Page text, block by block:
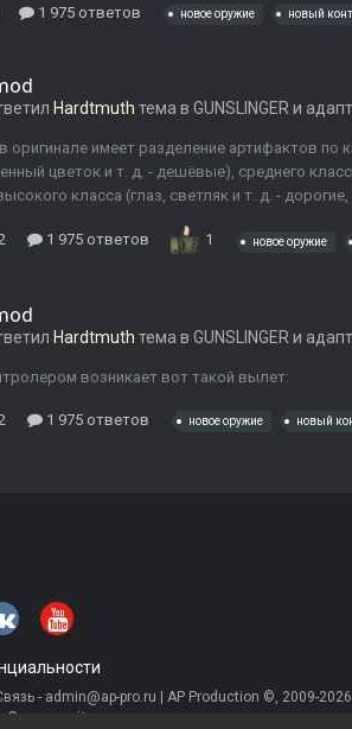
1 975 ответов новое оружие новый
Hardtmuth тема в GUNSLINGER и
оригинале имеет разделение артифактов по
цветок и т. д. - дешёвые), среднего
класса (глаз, светляк и т. д. -
1 975 ответов 1 новое оружие
Hardtmuth тема в GUNSLINGER и
возникает вот такой вылет:
1 975 ответов новое оружие новый
- admin@ap-pro.ru | AP Production ©, 2009-2026